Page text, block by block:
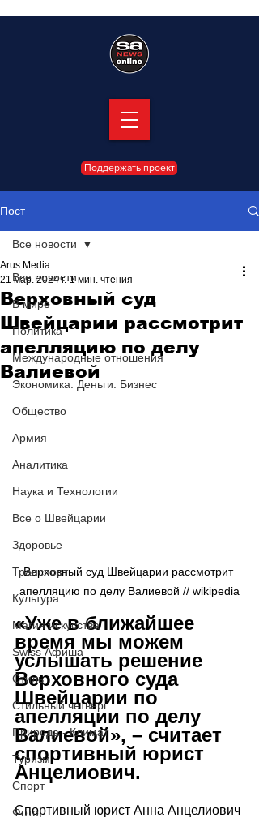
Поддержать проект
Пост
Все новости
В мире
Политика
Международные отношения
Экономика. Деньги. Бизнес
Общество
Армия
Аналитика
Наука и Технологии
Все о Швейцарии
Здоровье
Транспорт
Культура
Магия искусства
Swiss Афиша
Стиль
Стильный четверг
Природа - Климат
Туризм
Спорт
Фото
Все новости
Верховный суд
Швейцарии рассмотрит
апелляцию по делу
Валиевой
Arus Media
21 мар. 2024 г. 1 мин. чтения
Верховный суд Швейцарии рассмотрит
апелляцию по делу Валиевой // wikipedia
«Уже в ближайшее
время мы можем
услышать решение
Верховного суда
Швейцарии по
апелляции по делу
Валиевой», – считает
спортивный юрист
Анцелиович.
Спортивный юрист Анна Анцелиович